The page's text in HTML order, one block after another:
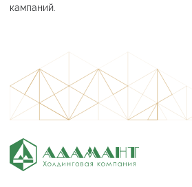
кампаний.